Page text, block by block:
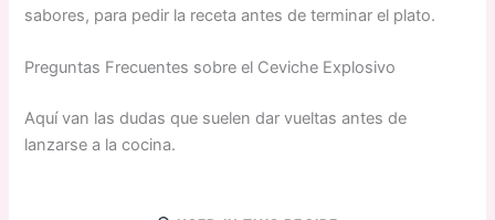
sabores, para pedir la receta antes de terminar el plato.
Preguntas Frecuentes sobre el Ceviche Explosivo
Aquí van las dudas que suelen dar vueltas antes de
lanzarse a la cocina.